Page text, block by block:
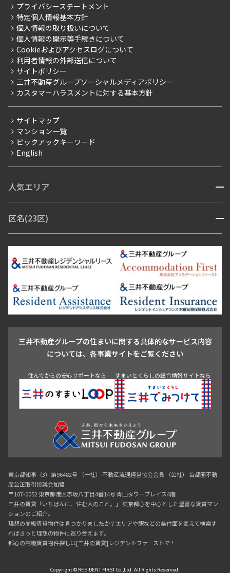
お部屋を再検索
こだわりから探す
こだわり一覧
プレミアムマンション
新築
当社限定（港区・渋谷区）
当社限定（港区・渋谷区以外）
三井不動産企画
賃料改定
フリーレント
ペット可
ブランドマンション
ご入居・提携サービス
お部屋探しからご契約まで
よくあるご質問
社宅紹介
【仲介会社様向け】当社仲介事業部取り扱い物件入居申込
会社情報
事業案内
採用情報
ニュースリリース
お問い合わせ
プライバシーステートメント
特定個人情報基本方針
個人情報の取り扱いについて
個人情報の開示等手続きについて
Cookieおよびアクセスログについて
利用者情報の外部送信について
サイトポリシー
三井不動産グループソーシャルメディアポリシー
カスタマーハラスメントに対する基本方針
サイトマップ
マンション一覧
ピックアックキーワード
English
人気エリア 開閉
青山・表参道・原宿
市ヶ谷・神楽坂・飯田橋
三田・芝・浜松町
芝浦・汐留・品川
月島・勝どき・豊洲
本郷・春日・小石川
目白・高田馬場・早稲田
池尻大橋・三軒茶屋
祐天寺・学芸大学・自由が丘
駒沢・用賀・二子玉川
成城・砧
池袋・板橋・王子
青山 渋谷 東京・大手町 新宿 品川
目黒・中目黒
区名(23区) 開閉
江東区 台東区 墨田区
中野区
豊島区
杉並区 板橋区 練馬区 荒川区
足立区
葛飾区
江戸川区
三井不動産グループの住まいに関する具体的なサービス内容
については、各事業サイトをご覧ください
住んでからの安心サポートなら すまいとくらしの総合情報サイトなら
東京都知事（3）第96482号 （一社） 不動産流通経営協会会員 （公社） 首都圏不動
産公正取引協議会加盟
〒107-0052 東京都港区赤坂八丁目4番14号 青山タワープレイス4階
三井の賃貸「いちばんに、住む人のこと。」 東京都心を中心とした豊富な賃貸マン
ションのご紹介。
理想の高級賃貸物件は見つかりましたか？エリアや駅などの条件面を変えて検索す
ればきっと理想の物件に巡り合えます。
都心の高級賃貸物件探しは[三井の賃貸]レジデントファーストで！
Copyright © RESIDENT FIRST Co.,Ltd. All Rights Reserved.